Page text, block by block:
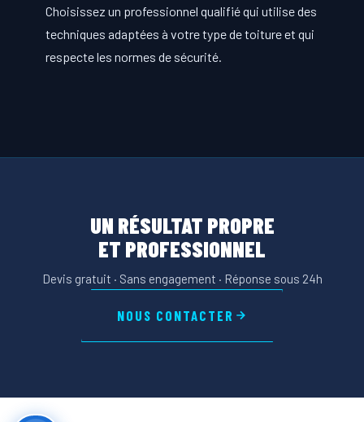
Choisissez un professionnel qualifié qui utilise des
techniques adaptées à votre type de toiture et qui
respecte les normes de sécurité.
UN RÉSULTAT PROPRE
ET PROFESSIONNEL
Devis gratuit · Sans engagement · Réponse sous 24h
NOUS CONTACTER